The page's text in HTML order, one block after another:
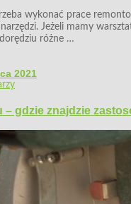
wykonać prace
Jeżeli mamy
różne …
2021
– gdzie znajdzie